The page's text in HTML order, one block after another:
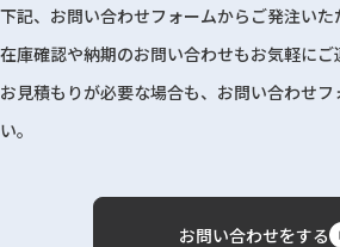
下記、お問い合わせフォームからご発注いた
在庫確認や納期のお問い合わせもお気軽にご
お見積もりが必要な場合も、お問い合わせ
い。
お問い合わせをする